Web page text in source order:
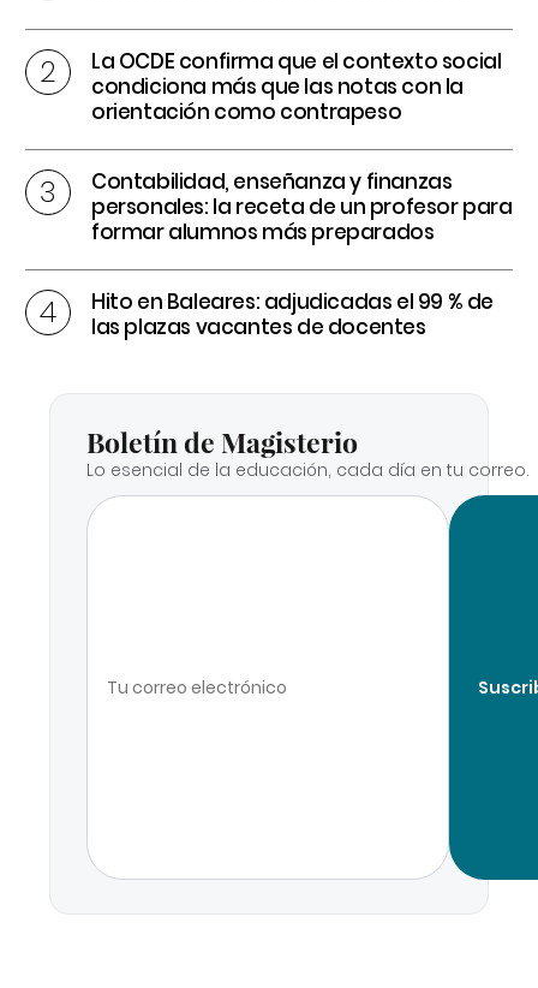
La OCDE confirma que el contexto social
condiciona más que las notas con la
orientación como contrapeso
Contabilidad, enseñanza y finanzas
personales: la receta de un profesor para
formar alumnos más preparados
Hito en Baleares: adjudicadas el 99 % de
las plazas vacantes de docentes
Boletín de Magisterio
Lo esencial de la educación, cada día en tu correo.